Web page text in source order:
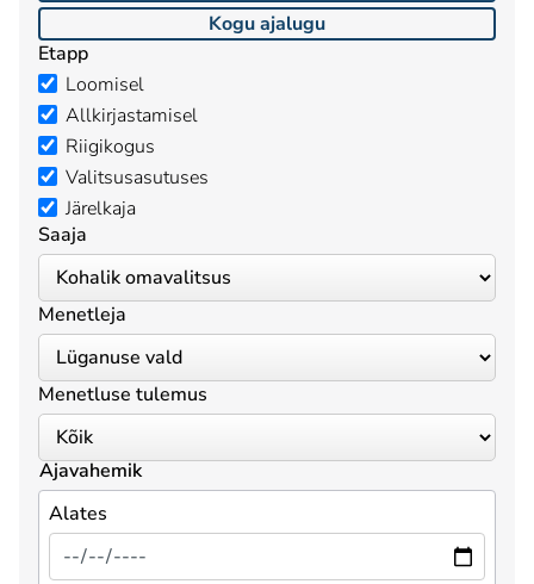
Kogu ajalugu
Etapp
Loomisel
Allkirjastamisel
Riigikogus
Valitsusasutuses
Järelkaja
Saaja
Menetleja
Menetluse tulemus
Ajavahemik
Alates